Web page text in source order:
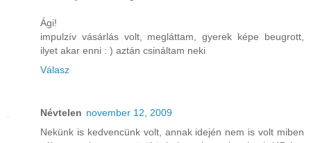
Ági!
impulzív vásárlás volt, megláttam, gyerek képe beugrott,
ilyet akar enni : ) aztán csináltam neki
Válasz
Névtelen november 12, 2009
Nekünk is kedvencünk volt, annak idején nem is volt miben